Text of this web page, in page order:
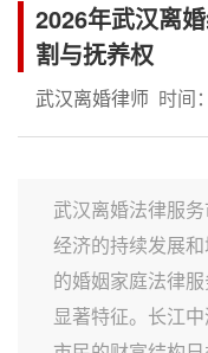
2026年武汉离
割与抚养权
武汉离婚律师 时间
武汉离婚法律服
经济的持续发展
的婚姻家庭法律
显著特征。长江